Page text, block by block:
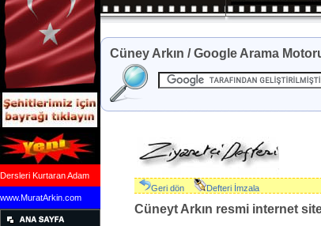
Dersleri Kurtaran Adam
www.MuratArkin.com
Cüney Arkın / Google Arama
Geri dön Defteri İmzala
Cüneyt Arkın resmi internet